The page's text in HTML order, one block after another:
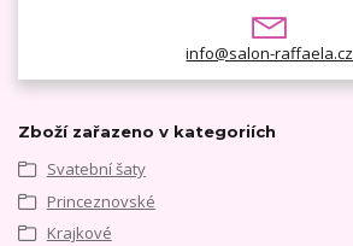
info@salon-raffaela.cz
Zboží zařazeno v kategoriích
Svatební šaty
Princeznovské
Krajkové